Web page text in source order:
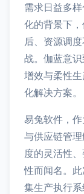
需求日益多
化的背景下
后、资源调
战。伽蓝意
增效与柔性
化解决方案。
易兔软件，
与供应链管
度的灵活性
性而闻名。
集生产执行